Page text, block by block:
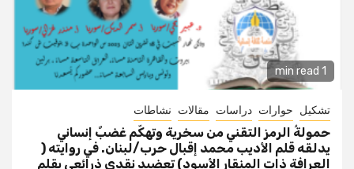
1 min read
تشكيل حوارات دراسات مقالات نشاطات
حمولةُ الرمز التقني من سخرية وتهكّم غضبٌ إنساني
يدلقه قلم الأديب محمد إقبال حرب/لبنان. في روايته (
العرافة ذات المنقار الأسود) تعضيد نقدي ذرائعي بقلم